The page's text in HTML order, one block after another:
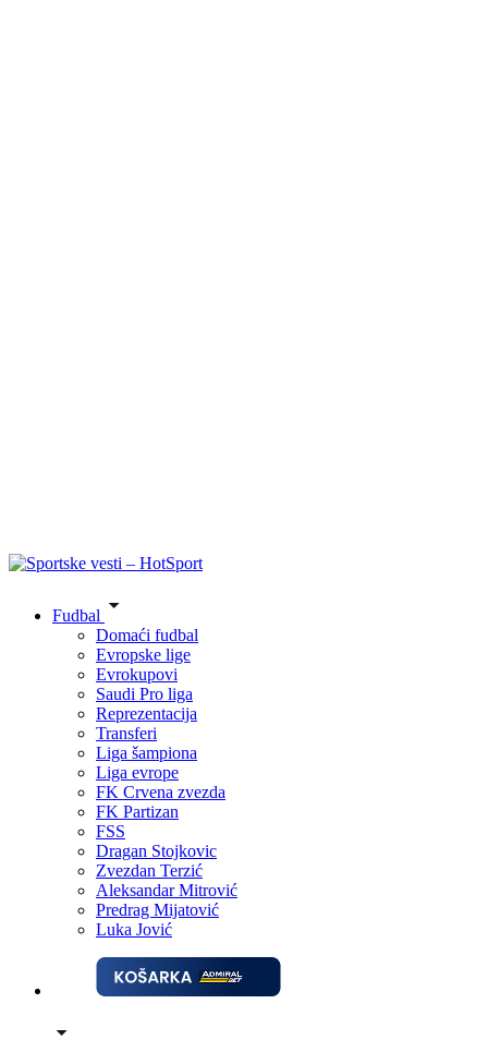
Fudbal
Domaći fudbal
Evropske lige
Evrokupovi
Saudi Pro liga
Reprezentacija
Transferi
Liga šampiona
Liga evrope
FK Crvena zvezda
FK Partizan
FSS
Dragan Stojkovic
Zvezdan Terzić
Aleksandar Mitrović
Predrag Mijatović
Luka Jović